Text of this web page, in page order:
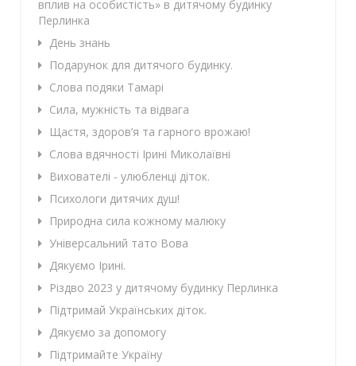
вплив на особистість» в дитячому будинку
Перлинка
День знань
Подарунок для дитячого будинку.
Слова подяки Тамарі
Сила, мужність та відвага
Щастя, здоров’я та гарного врожаю!
Слова вдячності Ірині Миколаївні
Вихователі - улюбленці діток.
Психологи дитячих душ!
Природна сила кожному малюку
Універсальний тато Вова
Дякуємо Ірині.
Різдво 2023 у дитячому будинку Перлинка
Підтримай Українських діток.
Дякуємо за допомогу
Підтримайте Україну